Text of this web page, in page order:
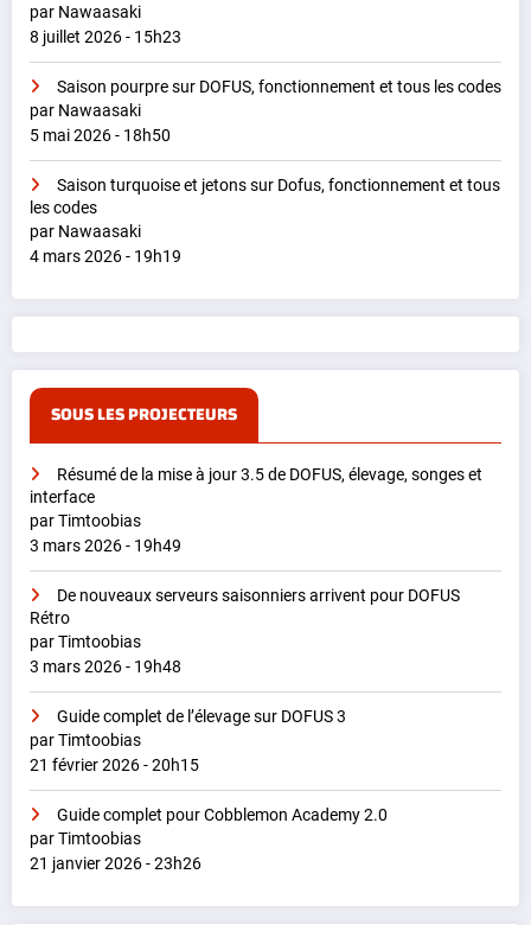
par Nawaasaki
8 juillet 2026 - 15h23
Saison pourpre sur DOFUS, fonctionnement et tous les codes
par Nawaasaki
5 mai 2026 - 18h50
Saison turquoise et jetons sur Dofus, fonctionnement et tous
les codes
par Nawaasaki
4 mars 2026 - 19h19
SOUS LES PROJECTEURS
Résumé de la mise à jour 3.5 de DOFUS, élevage, songes et
interface
par Timtoobias
3 mars 2026 - 19h49
De nouveaux serveurs saisonniers arrivent pour DOFUS
Rétro
par Timtoobias
3 mars 2026 - 19h48
Guide complet de l’élevage sur DOFUS 3
par Timtoobias
21 février 2026 - 20h15
Guide complet pour Cobblemon Academy 2.0
par Timtoobias
21 janvier 2026 - 23h26